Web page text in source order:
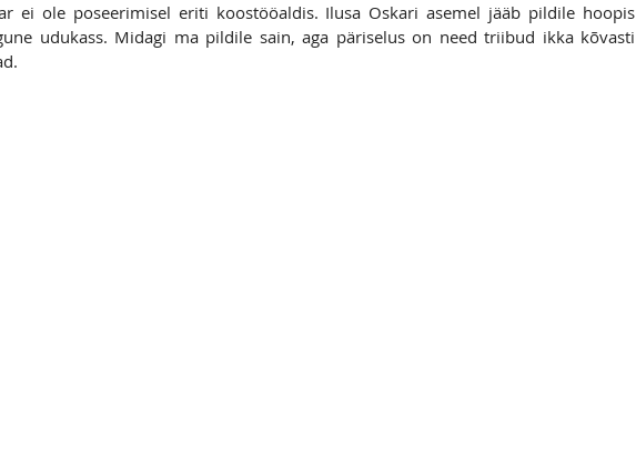
ei ole poseerimisel eriti koostööaldis. Ilusa Oskari asemel jääb pildile hoopis
udukass. Midagi ma pildile sain, aga päriselus on need triibud ikka kõvasti